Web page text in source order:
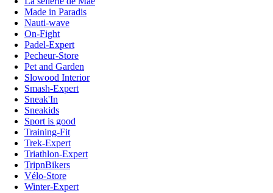
Made in Paradis
Nauti-wave
On-Fight
Padel-Expert
Pecheur-Store
Pet and Garden
Slowood Interior
Smash-Expert
Sneak'In
Sneakids
Sport is good
Training-Fit
Trek-Expert
Triathlon-Expert
TripnBikers
Vélo-Store
Winter-Expert